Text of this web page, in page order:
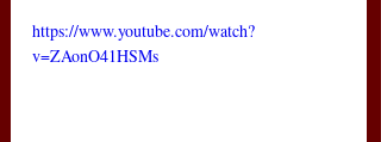
https://www.youtube.com/watch?
v=ZAonO41HSMs